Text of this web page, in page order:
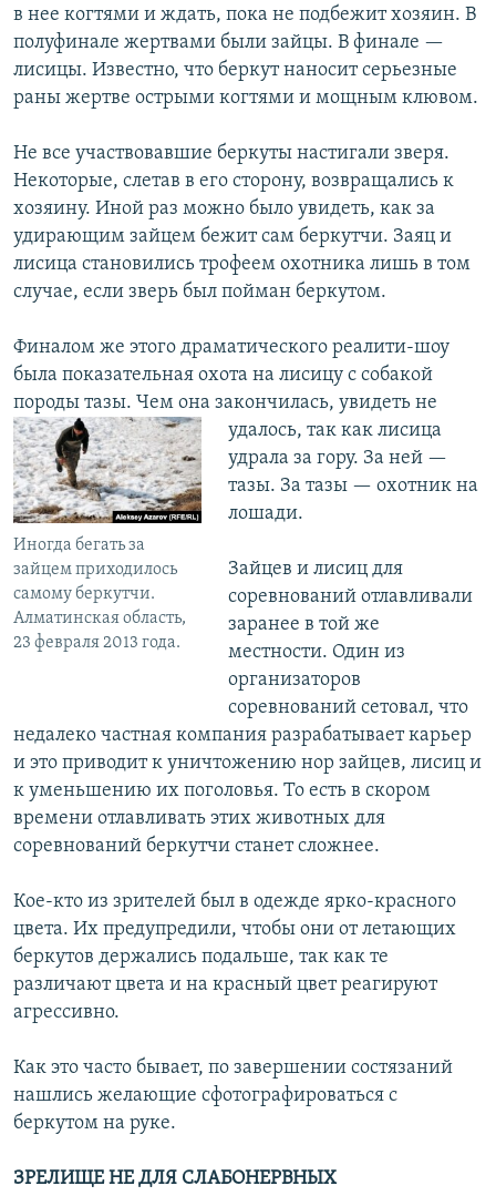
в нее когтями и ждать, пока не подбежит хозяин. В
полуфинале жертвами были зайцы. В финале —
лисицы. Известно, что беркут наносит серьезные
раны жертве острыми когтями и мощным клювом.
Не все участвовавшие беркуты настигали зверя.
Некоторые, слетав в его сторону, возвращались к
хозяину. Иной раз можно было увидеть, как за
удирающим зайцем бежит сам беркутчи. Заяц и
лисица становились трофеем охотника лишь в том
случае, если зверь был пойман беркутом.
Финалом же этого драматического реалити-шоу
была показательная охота на лисицу с собакой
породы тазы. Чем она закончилась, увидеть не
удалось, так
Иногда бегать за
зайцем приходилось
самому беркутчи.
Алматинская область,
23 февраля 2013 года.
как лисица
удрала за гору. За ней —
тазы. За тазы — охотник на
лошади.
Зайцев и лисиц для
соревнований отлавливали
заранее в той же
местности. Один из
организаторов
соревнований сетовал, что
недалеко частная компания разрабатывает карьер
и это приводит к уничтожению нор зайцев, лисиц и
к уменьшению их поголовья. То есть в скором
времени отлавливать этих животных для
соревнований беркутчи станет сложнее.
Кое-кто из зрителей был в одежде ярко-красного
цвета. Их предупредили, чтобы они от летающих
беркутов держались подальше, так как те
различают цвета и на красный цвет реагируют
агрессивно.
Как это часто бывает, по завершении состязаний
нашлись желающие сфотографироваться с
беркутом на руке.
ЗРЕЛИЩЕ НЕ ДЛЯ СЛАБОНЕРВНЫХ